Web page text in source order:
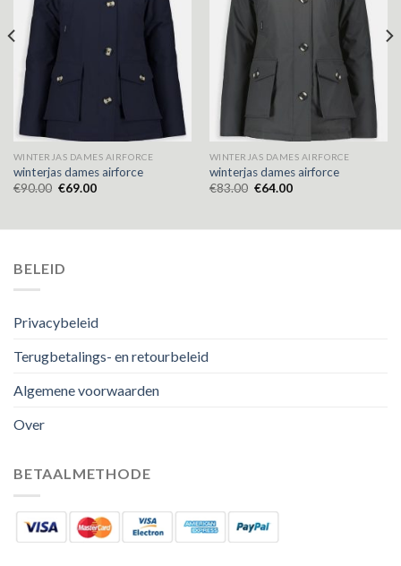
WINTERJAS DAMES AIRFORCE
winterjas dames airforce
€90.00 €69.00
WINTERJAS DAMES AIRFORCE
winterjas dames airforce
€83.00 €64.00
BELEID
Privacybeleid
Terugbetalings- en retourbeleid
Algemene voorwaarden
Over
BETAALMETHODE